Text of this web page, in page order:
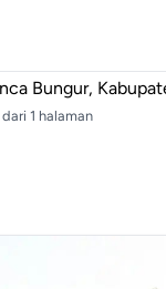
Bungur,
1 halaman